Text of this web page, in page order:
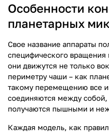
Особенности
планетарных
Свое название аппараты
специфического вращения
они движутся не только
периметру чаши – как
такому перемещению все
соединяются между собой,
получаются пышными и
Каждая модель, как